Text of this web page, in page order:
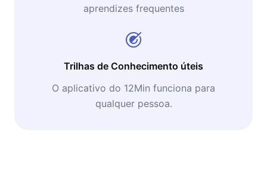
aprendizes frequentes
Trilhas de Conhecimento úteis
O aplicativo do 12Min funciona para
qualquer pessoa.